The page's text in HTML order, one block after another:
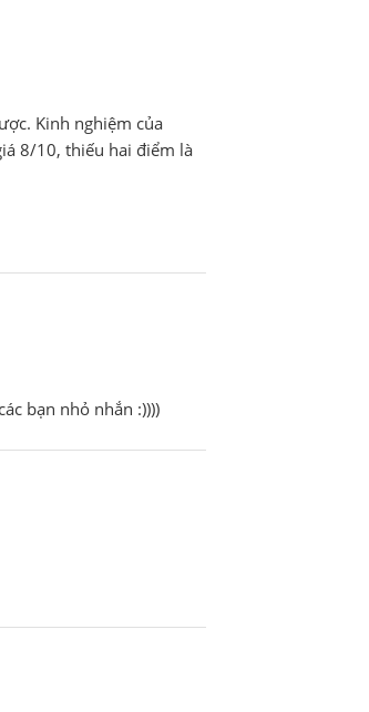
Kinh nghiệm của
8/10, thiếu hai điểm là
bạn nhỏ nhắn :))))